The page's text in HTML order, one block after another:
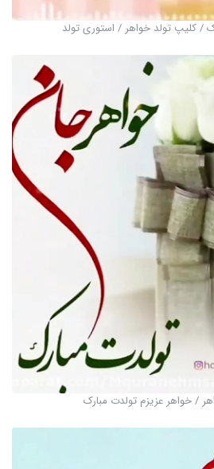
/ کلیپ تولد خواهر / استوری تولد
/ خواهر عزیزم تولدت مبارک